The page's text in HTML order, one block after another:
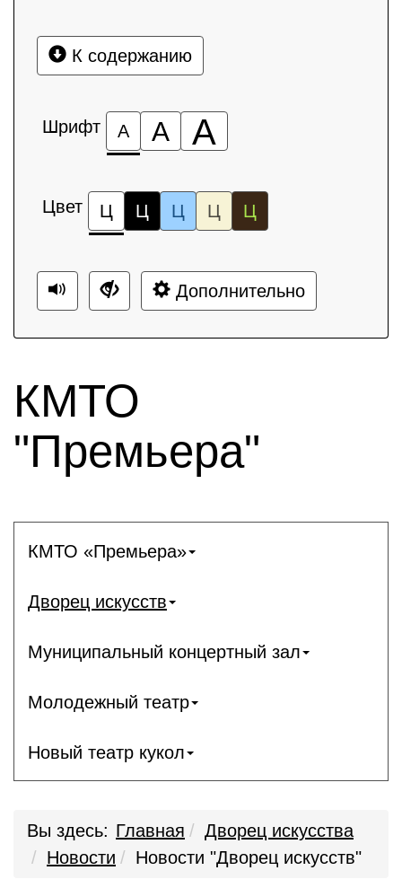
К содержанию
Шрифт А А А
Цвет Ц Ц Ц Ц Ц
Дополнительно
КМТО
"Премьера"
КМТО «Премьера»
Дворец искусств
Муниципальный концертный зал
Молодежный театр
Новый театр кукол
Вы здесь: Главная
Дворец искусства
Новости
Новости "Дворец искусств"